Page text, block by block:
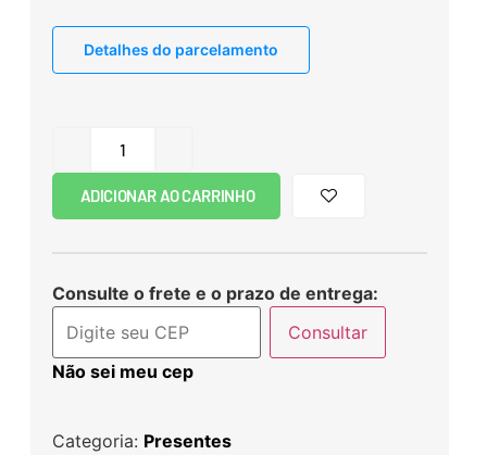
Detalhes do parcelamento
ADICIONAR AO CARRINHO
Consulte o frete e o prazo de entrega:
Consultar
Não sei meu cep
Categoria: Presentes